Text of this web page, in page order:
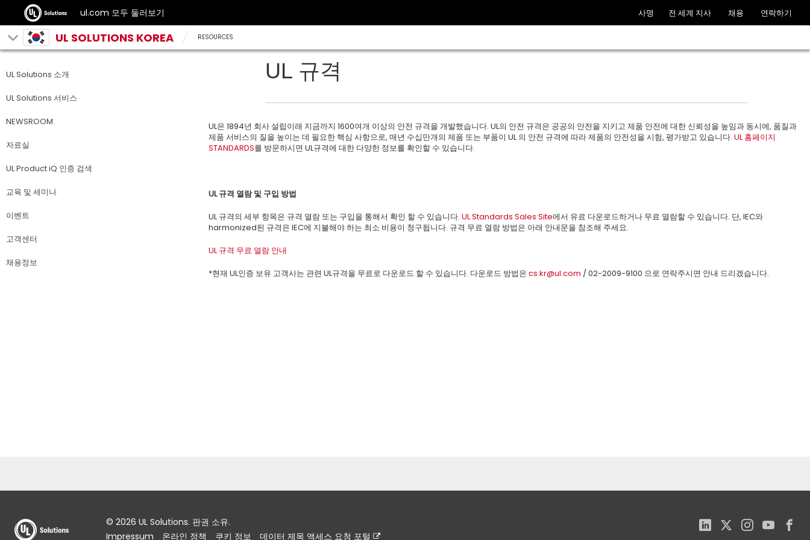
ul.com 모두 둘러보기 사명 전 세계 지사 채용 연락하기
UL SOLUTIONS KOREA RESOURCES
UL Solutions 소개
UL Solutions 서비스
NEWSROOM
자료실
UL Product iQ 인증 검색
교육 및 세미나
이벤트
고객센터
채용정보
UL 규격
UL은 1894년 회사 설립이래 지금까지 1600여개 이상의 안전 규격을 개발했습니다. UL의 안전 규격은 공공의 안전을 지키고 제품 안전에 대한 신뢰성을 높임과 동시에, 품질과
제품 서비스의 질을 높이는 데 필요한 핵심 사항으로, 매년 수십만개의 제품 또는 부품이 UL 의 안전 규격에 따라 제품의 안전성을 시험, 평가받고 있습니다. UL 홈페이지
STANDARDS를 방문하시면 UL규격에 대한 다양한 정보를 확인할 수 있습니다.
UL규격 열람 및 구입 방법
UL 규격의 세부 항목은 규격 열람 또는 구입을 통해서 확인 할 수 있습니다. UL Standards Sales Site에서 유료 다운로드하거나 무료 열람할 수 있습니다. 단, IEC와
harmonized된 규격은 IEC에 지불해야 하는 최소 비용이 청구됩니다. 규격 무료 열람 방법은 아래 안내문을 참조해 주세요.
UL 규격 무료 열람 안내
*현재 UL인증 보유 고객사는 관련 UL규격을 무료로 다운로드 할 수 있습니다. 다운로드 방법은 cs.kr@ul.com / 02-2009-9100 으로 연락주시면 안내 드리겠습니다.
© 2026 UL Solutions. 판권 소유.
Impressum
온라인 정책 쿠키 정보 데이터 제목 액세스 요청 포털